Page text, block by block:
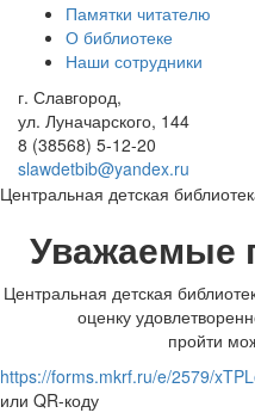
Памятки читателю
О библиотеке
Наши сотрудники
г. Славгород,
ул. Луначарского, 144
8 (38568) 5-12-20
slawdetbib@yandex.ru
Центральная детская
Уважаемые
Центральная детская
оценку
пройти
https://forms.mkrf.ru/e/2579/
или QR-коду